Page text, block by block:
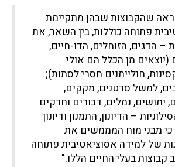
שהקבוצות שבהן מתקיימת
פתוחה כוללות, בין השאר, את
– הדגים, הזוחלים, הדו-חיים,
(יוצאים מן הכלל הם אולי
חולייתנים חסרי לסתות);
למשל סרטנים, מקקים,
יתושים, נמלים, דבורים וחרקים
– הדיונון, התמנון ודיונון
כי מבני מוח המממשים את
של למידה אסוציאטיבית פתוחה
קבוצות בעלי החיים הללו."